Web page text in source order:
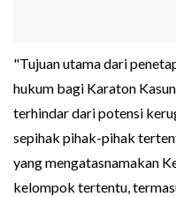
"Tujuan utama dari
hukum bagi Karaton
terhindar dari potensi
sepihak pihak-pihak
yang mengatasnamakan
kelompok tertentu,